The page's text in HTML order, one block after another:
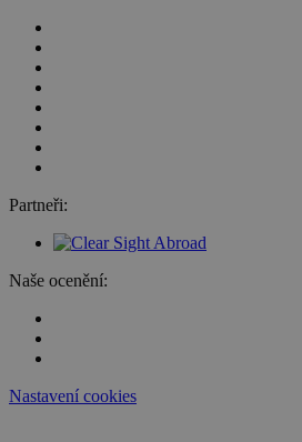
Partneři:
Naše ocenění:
Nastavení cookies